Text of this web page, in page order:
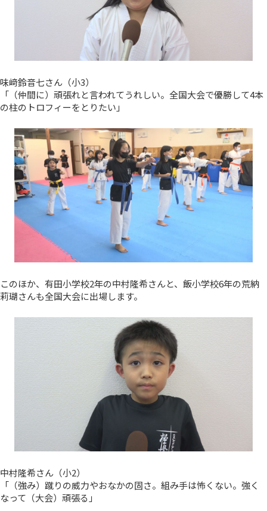
味﨑鈴音七さん（小3）
「（仲間に）頑張れと言われてうれしい。全国大会で優勝して4本
の柱のトロフィーをとりたい」
このほか、有田小学校2年の中村隆希さんと、飯小学校6年の荒納
莉瑚さんも全国大会に出場します。
中村隆希さん（小2）
「（強み）蹴りの威力やおなかの固さ。組み手は怖くない。強く
なって（大会）頑張る」